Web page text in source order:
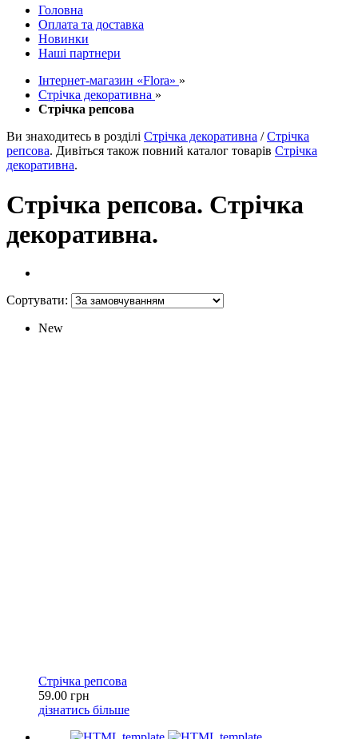
Головна
Оплата та доставка
Новинки
Наші партнери
Інтернет-магазин «Flora» »
Стрічка декоративна »
Стрічка репсова
Ви знаходитесь в розділі Стрічка декоративна /Стрічка
репсова. Дивіться також повний каталог товарів Стрічка
декоративна.
Стрічка репсова. Стрічка
декоративна.
Сортувати:
New
Стрічка репсова
59.00 грн
дізнатись більше